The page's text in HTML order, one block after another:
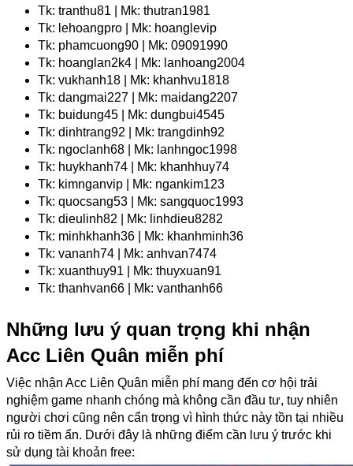
Tk: tranthu81 | Mk: thutran1981
Tk: lehoangpro | Mk: hoanglevip
Tk: phamcuong90 | Mk: 09091990
Tk: hoanglan2k4 | Mk: lanhoang2004
Tk: vukhanh18 | Mk: khanhvu1818
Tk: dangmai227 | Mk: maidang2207
Tk: buidung45 | Mk: dungbui4545
Tk: dinhtrang92 | Mk: trangdinh92
Tk: ngoclanh68 | Mk: lanhngoc1998
Tk: huykhanh74 | Mk: khanhhuy74
Tk: kimnganvip | Mk: ngankim123
Tk: quocsang53 | Mk: sangquoc1993
Tk: dieulinh82 | Mk: linhdieu8282
Tk: minhkhanh36 | Mk: khanhminh36
Tk: vananh74 | Mk: anhvan7474
Tk: xuanthuy91 | Mk: thuyxuan91
Tk: thanhvan66 | Mk: vanthanh66
Những lưu ý quan trọng khi nhận
Acc Liên Quân miễn phí
Việc nhận Acc Liên Quân miễn phí mang đến cơ hội trải
nghiệm game nhanh chóng mà không cần đầu tư, tuy nhiên
người chơi cũng nên cẩn trọng vì hình thức này tồn tại nhiều
rủi ro tiềm ẩn. Dưới đây là những điểm cần lưu ý trước khi
sử dụng tài khoản free: